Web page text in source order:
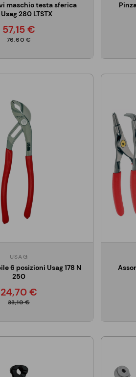
maschio testa sferica
280 LTSTX
57,15 €
76,60 €
USAG
6 posizioni Usag 178 N
250
24,70 €
33,10 €